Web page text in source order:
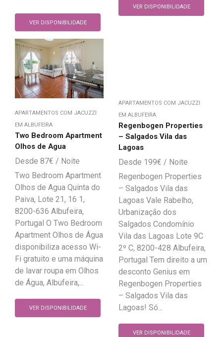
VER DISPONIBILIDADE
VER DISPONIBILIDADE
APARTAMENTOS COM JACUZZI
EM ALBUFEIRA
Two Bedroom Apartment
Olhos de Agua
87€
Two Bedroom Apartment
Olhos de Agua Quinta do
Paiva, Lote 21, 16 1,
8200-636 Albufeira,
Portugal O Two Bedroom
Apartment Olhos de Água
disponibiliza acesso Wi-
Fi gratuito e uma máquina
de lavar roupa em Olhos
de Água, Albufeira,...
VER DISPONIBILIDADE
APARTAMENTOS COM JACUZZI
EM ALBUFEIRA
Regenbogen Properties
– Salgados Vila das
Lagoas
199€
Regenbogen Properties
– Salgados Vila das
Lagoas Vale Rabelho,
Urbanização dos
Salgados Condomínio
Vila das Lagoas Lote 9C
2º C, 8200-428 Albufeira,
Portugal Tem direito a um
desconto Genius em
Regenbogen Properties
– Salgados Vila das
Lagoas! Só...
VER DISPONIBILIDADE